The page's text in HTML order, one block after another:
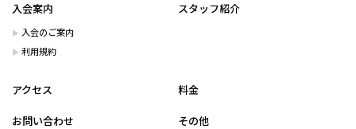
入会案内
入会のご案内
利用規約
スタッフ紹介
料金
アクセス
その他
お問い合わせ